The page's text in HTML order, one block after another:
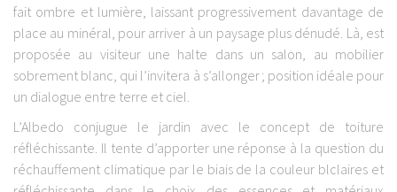
fait ombre et lumière, laissant progressivement davantage de
place au minéral, pour arriver à un paysage plus dénudé. Là, est
proposée au visiteur une halte dans un salon, au mobilier
sobrement blanc, qui l’invitera à s’allonger ; position idéale pour
un dialogue entre terre et ciel.
L’Albedo conjugue le jardin avec le concept de toiture
réfléchissante. Il tente d’apporter une réponse à la question du
réchauffement climatique par le biais de la couleur blclaires et